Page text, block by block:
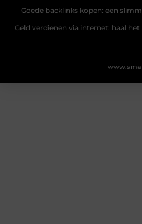
Goede backlinks kopen: een
Geld verdienen via internet: haal